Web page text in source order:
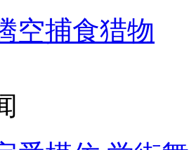
空捕食猎物